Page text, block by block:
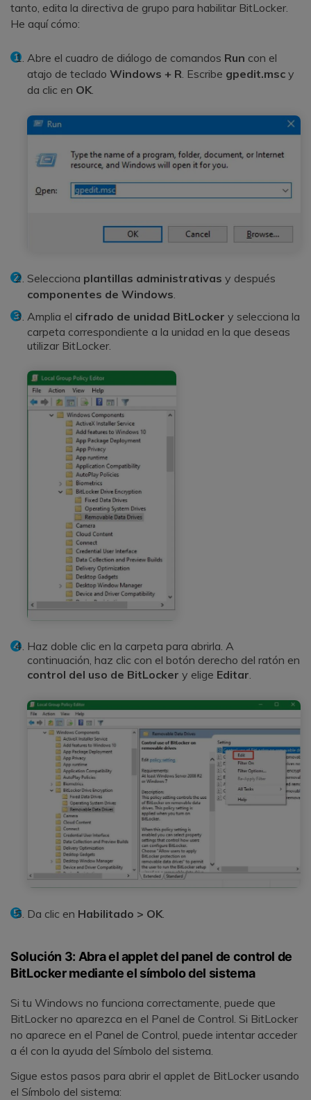
tanto, edita la directiva de grupo para habilitar BitLocker.
He aquí cómo:
Abre el cuadro de diálogo de comandos Run con el
atajo de teclado Windows + R . Escribe gpedit.msc y
da clic en OK
Selecciona plantillas administrativas y después
componentes de Windows
Amplia el cifrado de unidad BitLocker y selecciona la
carpeta correspondiente a la unidad en la que deseas
utilizar BitLocker.
Haz doble clic en la carpeta para abrirla. A
continuación, haz clic con el botón derecho del ratón en
control del uso de BitLocker y elige Editar
Da clic en Habilitado > OK
Solución 3: Abra el applet del panel de control de
BitLocker mediante el símbolo del sistema
Si tu Windows no funciona correctamente, puede que
BitLocker no aparezca en el Panel de Control. Si BitLocker
no aparece en el Panel de Control, puede intentar acceder
a él con la ayuda del Símbolo del sistema.
Sigue estos pasos para abrir el applet de BitLocker usando
el Símbolo del sistema: